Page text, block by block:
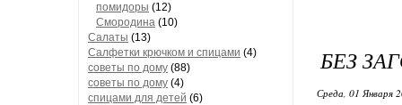
помидоры (12)
Смородина (10)
Салаты (13)
Салфетки крючком и спицами (4)
советы по дому (88)
советы по дому (4)
спицами для детей (6)
БЕЗ
Среда, 01 Января